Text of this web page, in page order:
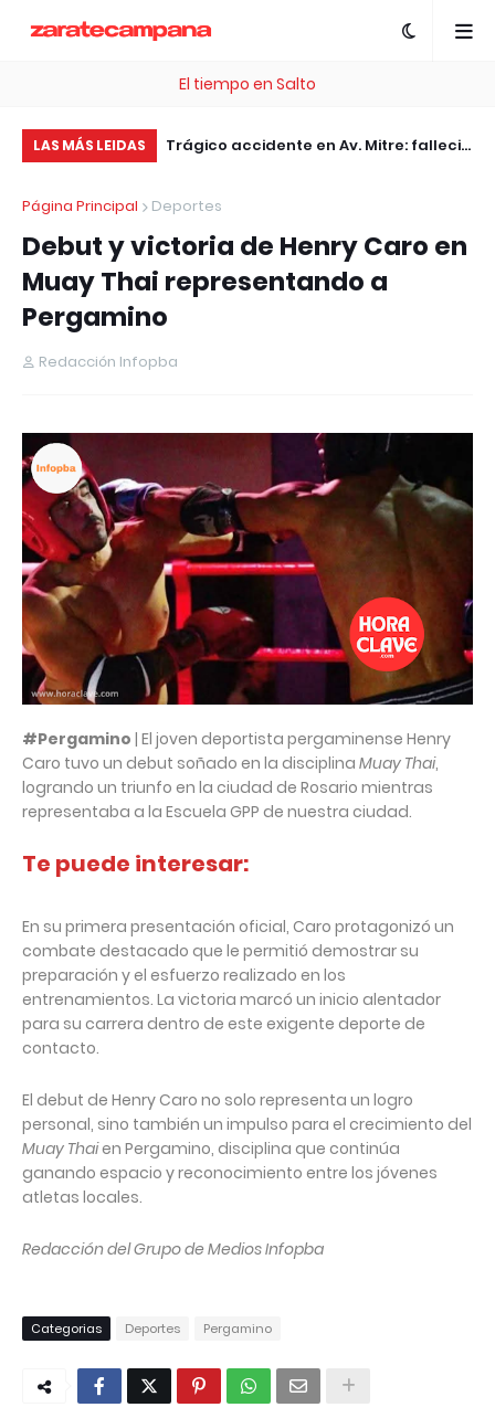
El tiempo en Salto
LAS MÁS LEIDAS
esta plataforma te
Trágico accidente en Av. Mitre: falleció
patrullero
Página Principal Deportes
Debut y victoria de Henry Caro en
Muay Thai representando a
Pergamino
Redacción Infopba
#Pergamino | El joven deportista pergaminense Henry
Caro tuvo un debut soñado en la disciplina Muay Thai,
logrando un triunfo en la ciudad de Rosario mientras
representaba a la Escuela GPP de nuestra ciudad.
Te puede interesar:
En su primera presentación oficial, Caro protagonizó un
combate destacado que le permitió demostrar su
preparación y el esfuerzo realizado en los
entrenamientos. La victoria marcó un inicio alentador
para su carrera dentro de este exigente deporte de
contacto.
El debut de Henry Caro no solo representa un logro
personal, sino también un impulso para el crecimiento del
Muay Thaien Pergamino, disciplina que continúa
ganando espacio y reconocimiento entre los jóvenes
atletas locales.
Redacción del Grupo de Medios Infopba
Categorias Deportes Pergamino